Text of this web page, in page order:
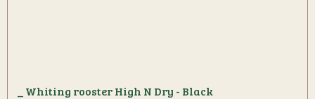
_ Whiting rooster High N Dry - Black